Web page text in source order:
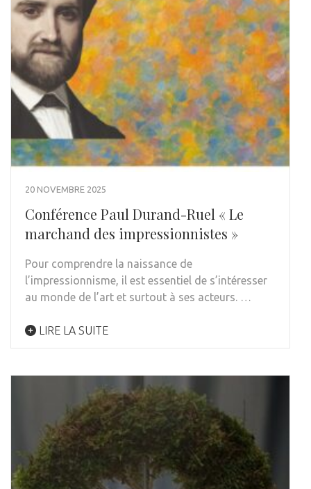
20 NOVEMBRE 2025
Conférence Paul Durand-Ruel « Le
marchand des impressionnistes »
Pour comprendre la naissance de
l’impressionnisme, il est essentiel de s’intéresser
au monde de l’art et surtout à ses acteurs. …
LIRE LA SUITE